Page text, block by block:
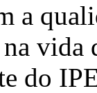
a
do